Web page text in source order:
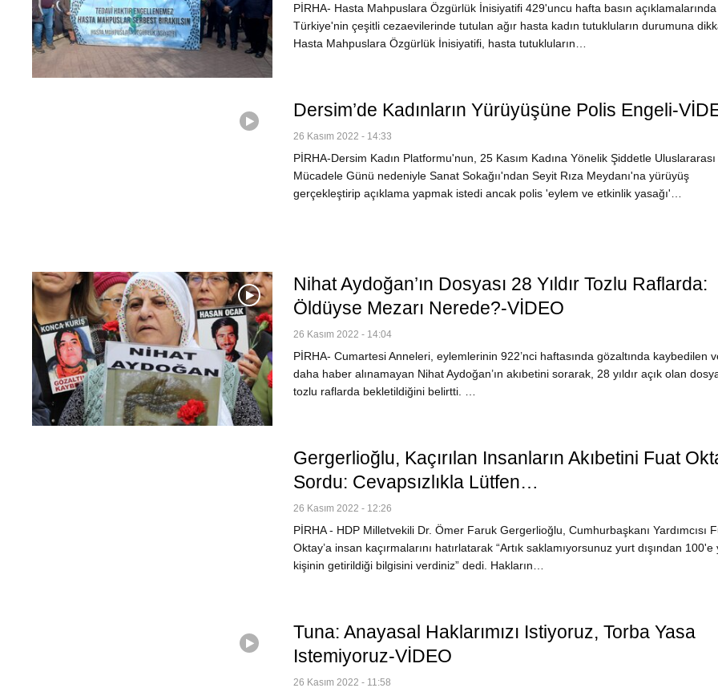
PİRHA- Hasta Mahpuslara Özgürlük İnisiyatifi 429'uncu hafta basın açıklamalarında
Türkiye'nin çeşitli cezaevilerinde tutulan ağır hasta kadın tutukluların durumuna
Hasta Mahpuslara Özgürlük İnisiyatifi, hasta tutukluların…
Dersim’de Kadınların Yürüyüşüne Polis Engeli-
26 Kasım 2022 - 14:33
PİRHA-Dersim Kadın Platformu'nun, 25 Kasım Kadına Yönelik Şiddetle Uluslararası
Mücadele Günü nedeniyle Sanat Sokağıı'ndan Seyit Rıza Meydanı'na yürüyüş
gerçekleştirip açıklama yapmak istedi ancak polis 'eylem ve etkinlik yasağı'…
Nihat Aydoğan’ın Dosyası 28 Yıldır Tozlu Raflarda:
Öldüyse Mezarı Nerede?-VİDEO
26 Kasım 2022 - 14:04
PİRHA- Cumartesi Anneleri, eylemlerinin 922’nci haftasında gözaltında kaybedilen
daha haber alınamayan Nihat Aydoğan’ın akıbetini sorarak, 28 yıldır açık olan
tozlu raflarda bekletildiğini belirtti. …
Gergerlioğlu, Kaçırılan Insanların Akıbetini Fuat
Sordu: Cevapsızlıkla Lütfen…
26 Kasım 2022 - 12:26
PİRHA - HDP Milletvekili Dr. Ömer Faruk Gergerlioğlu, Cumhurbaşkanı Yardımcısı
Oktay’a insan kaçırmalarını hatırlatarak “Artık saklamıyorsunuz yurt dışından 100'e
kişinin getirildiği bilgisini verdiniz” dedi. Hakların…
Tuna: Anayasal Haklarımızı Istiyoruz, Torba Yasa
Istemiyoruz-VİDEO
26 Kasım 2022 - 11:58